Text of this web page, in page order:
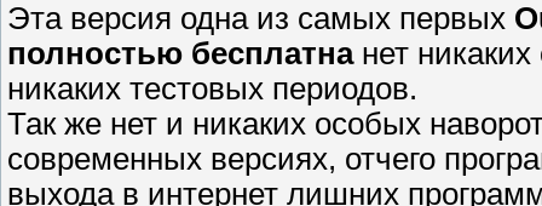
Эта версия одна из самых первых
полностью бесплатнанет никаких
никаких тестовых периодов.
Так же нет и никаких особых
современных версиях, отчего
выхода в интернет лишних